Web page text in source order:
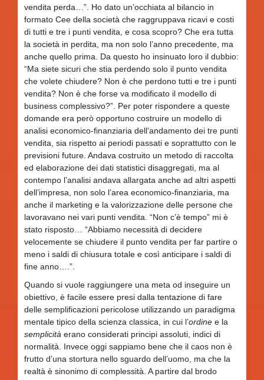
vendita perda…”. Ho dato un’occhiata al bilancio in
formato Cee della società che raggruppava ricavi e costi
di tutti e tre i punti vendita, e cosa scopro? Che era tutta
la società in perdita, ma non solo l’anno precedente, ma
anche quello prima. Da questo ho insinuato loro il dubbio:
“Ma siete sicuri che stia perdendo solo il punto vendita
che volete chiudere? Non è che perdono tutti e tre i punti
vendita? Non è che forse va modificato il modello di
business complessivo?”. Per poter rispondere a queste
domande era però opportuno costruire un modello di
analisi economico-finanziaria dell’andamento dei tre punti
vendita, sia rispetto ai periodi passati e soprattutto con le
previsioni future. Andava costruito un metodo di raccolta
ed elaborazione dei dati statistici disaggregati, ma al
contempo l’analisi andava allargata anche ad altri aspetti
dell’impresa, non solo l’area economico-finanziaria, ma
anche il marketing e la valorizzazione delle persone che
lavoravano nei vari punti vendita. “Non c’è tempo” mi è
stato risposto… “Abbiamo necessità di decidere
velocemente se chiudere il punto vendita per far partire o
meno i saldi di chiusura totale e così anticipare i saldi di
fine anno….”.
Quando si vuole raggiungere una meta od inseguire un
obiettivo, è facile essere presi dalla tentazione di fare
delle semplificazioni pericolose utilizzando un paradigma
mentale tipico della scienza classica, in cui l’ordine e la
semplicità erano considerati principi assoluti, indici di
normalità. Invece oggi sappiamo bene che il caos non è
frutto d’una stortura nello sguardo dell’uomo, ma che la
realtà è sinonimo di complessità. A partire dal brodo